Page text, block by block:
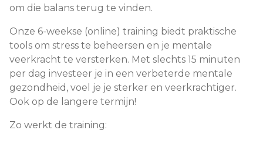
om die balans terug te vinden.
Onze 6-weekse (online) training biedt praktische
tools om stress te beheersen en je mentale
veerkracht te versterken. Met slechts 15 minuten
per dag investeer je in een verbeterde mentale
gezondheid, voel je je sterker en veerkrachtiger.
Ook op de langere termijn!
Zo werkt de training: